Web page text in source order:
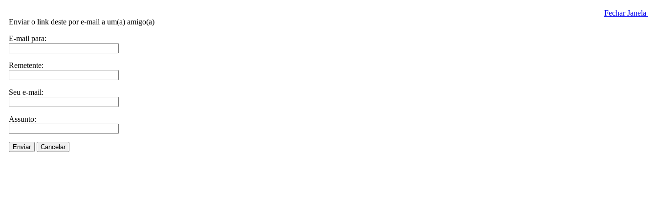
Fechar Janela
Enviar o link deste por e-mail a um(a) amigo(a)
E-mail para:
Remetente:
Seu e-mail:
Assunto:
Enviar Cancelar